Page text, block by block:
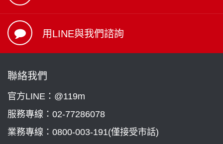
用LINE與我們諮詢
聯絡我們
官方LINE：@119m
服務專線： 02-77286078
業務專線： 0800-003-191(僅接受市話)